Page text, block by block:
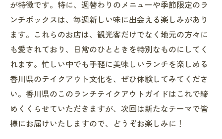
が特徴です。特に、週替わりのメニューや季節限定のラ
ンチボックスは、毎週新しい味に出会える楽しみがあり
ます。これらのお店は、観光客だけでなく地元の方々に
も愛されており、日常のひとときを特別なものにしてく
れます。忙しい中でも手軽に美味しいランチを楽しめる
香川県のテイクアウト文化を、ぜひ体験してみてくださ
い。香川県のこのランチテイクアウトガイドはこれで締
めくくらせていただきますが、次回は新たなテーマで皆
様にお届けいたしますので、どうぞお楽しみに！